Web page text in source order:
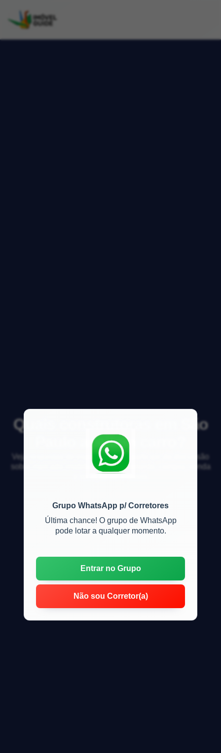
Grupo WhatsApp p/ Corretores
Última chance! O grupo de WhatsApp
pode lotar a qualquer momento.
Entrar no Grupo
Não sou Corretor(a)
Quais construtoras em São
Paulo aceitam carro?
Veja respostas de especialistas e participe da discussão
sobre mercado imobiliário, financiamento, compra, venda
e locação de imóveis